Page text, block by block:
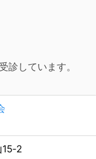
診しています。